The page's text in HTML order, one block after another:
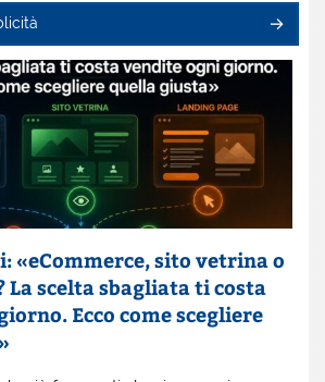
«eCommerce, sito vetrina o
La scelta sbagliata ti costa
Ecco come scegliere